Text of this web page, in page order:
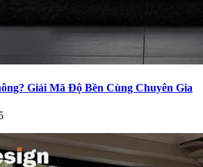
Giải Mã Độ Bền Cùng Chuyên Gia